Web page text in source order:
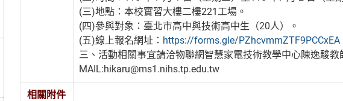
(三)地點：本校實習大樓二樓221工場。
(四)參與對象：臺北市高中與技術高中生（20人）。
(五)線上報名網址： https://forms.gle/PZhcvmmZTF9PCCxEA
三、活動相關事宜請洽物聯網智慧家電技術教學中心陳逸駿
MAIL:hikaru@ms1.nihs.tp.edu.tw
相關附件